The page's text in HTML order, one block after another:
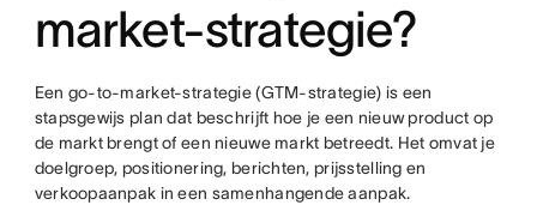
market-strategie?
Een go-to-market-strategie (GTM-strategie) is een
stapsgewijs plan dat beschrijft hoe je een nieuw product op
de markt brengt of een nieuwe markt betreedt. Het omvat je
doelgroep, positionering, berichten, prijsstelling en
verkoopaanpak in een samenhangende aanpak.